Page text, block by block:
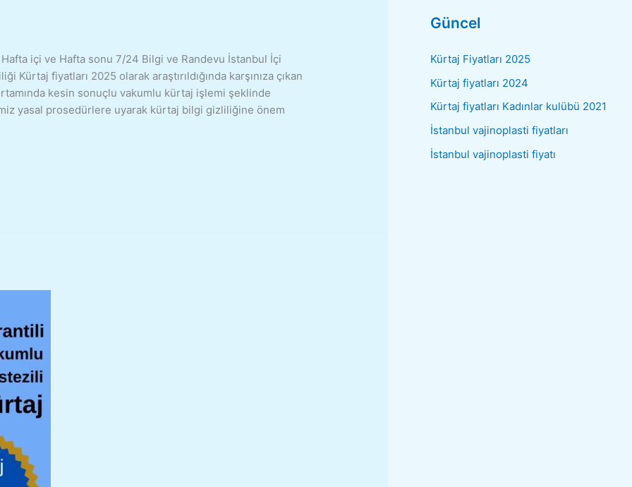
içi ve Hafta sonu 7/24 Bilgi ve Randevu İstanbul İçi
fiyatları 2025 olarak araştırıldığında karşınıza çıkan
kesin sonuçlu vakumlu kürtaj işlemi şeklinde
yasal prosedürlere uyarak kürtaj bilgi gizliliğine önem
Güncel
Kürtaj Fiyatları 2025
Kürtaj fiyatları 2024
Kürtaj fiyatları Kadınlar kulübü 2021
İstanbul vajinoplasti fiyatları
İstanbul vajinoplasti fiyatı